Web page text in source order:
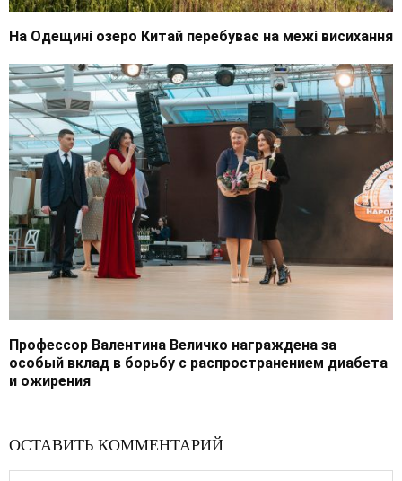
На Одещині озеро Китай перебуває на межі висихання
Профессор Валентина Величко награждена за
особый вклад в борьбу с распространением диабета
и ожирения
ОСТАВИТЬ КОММЕНТАРИЙ